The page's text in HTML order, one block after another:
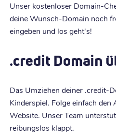
Unser kostenloser Domain-
deine Wunsch-Domain noch
eingeben und los geht's!
.credit Domain
Das Umziehen deiner .credit-
Kinderspiel. Folge einfach
Website. Unser Team
reibungslos klappt.